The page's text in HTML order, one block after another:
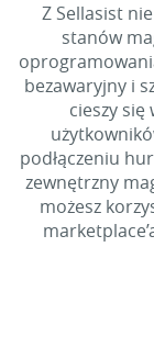
Z Sellasist
stanów
bezawaryjny i
cieszy
podłączeniu
zewnętrzny
możesz